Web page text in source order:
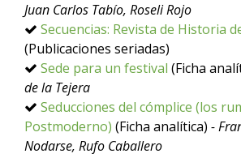
Juan Carlos Tabío, Roseli Rojo
Secuencias: Revista de Historia
(Publicaciones seriadas)
Sede para un festival (Ficha
de la Tejera
Seducciones del cómplice (los
Postmoderno) (Ficha analítica) -
Nodarse, Rufo Caballero